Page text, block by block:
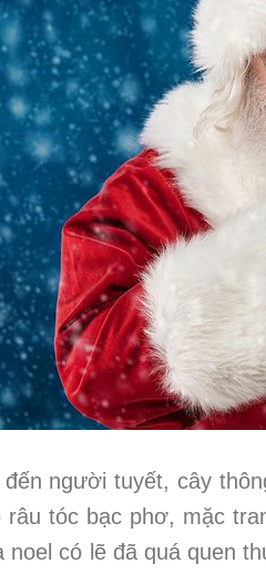
người tuyết, cây
tóc bạc phơ, mặc
noel có lẽ đã quá quen